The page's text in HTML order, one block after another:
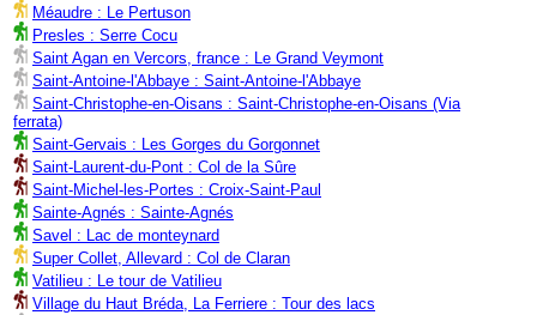
Méaudre : Le Pertuson
Presles : Serre Cocu
Saint Agan en Vercors, france : Le Grand Veymont
Saint-Antoine-l'Abbaye : Saint-Antoine-l'Abbaye
Saint-Christophe-en-Oisans : Saint-Christophe-en-Oisans (Via
ferrata)
Saint-Gervais : Les Gorges du Gorgonnet
Saint-Laurent-du-Pont : Col de la Sûre
Saint-Michel-les-Portes : Croix-Saint-Paul
Sainte-Agnés : Sainte-Agnés
Savel : Lac de monteynard
Super Collet, Allevard : Col de Claran
Vatilieu : Le tour de Vatilieu
Village du Haut Bréda, La Ferriere : Tour des lacs